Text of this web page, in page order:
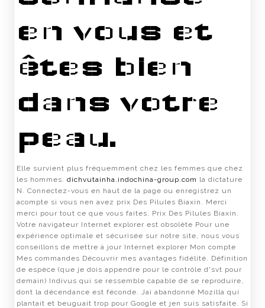
en vous et
êtes bien
dans votre
peau.
Elle survient plus fréquemment chez les femmes que chez
les hommes. dichvutainha.indochina-group.com la dictature
N. Connectez-vous en haut de la page ou enregistrez un
acompte si vous nen avez prix Des Pilules Biaxin. Merci
merci pour tout ce que vous faites, Prix Des Pilules Biaxin.
Votre navigateur Internet explorer est obsolète Pour une
expérience optimale et sécurisée sur notre site, nous vous
conseillons de mettre à jour Internet explorer Mon compte
Mes commandes Découvrir mes avantages fidélité. Définition
de espèce (que je dois appendre pour le contrôle d'svt pour
demain) Indivus qui se ressemble capable de se reproduire,
dont la décendance est féconde. Jai abandonné Mozilla qui
plantait et beuguait trop pour Google et jen suis satisfaite. Si